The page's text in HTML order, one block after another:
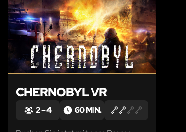
CHERNOBYL VR
2 – 4 60 MIN.